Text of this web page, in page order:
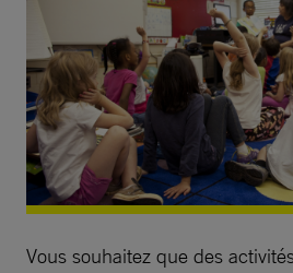
Vous souhaitez que des